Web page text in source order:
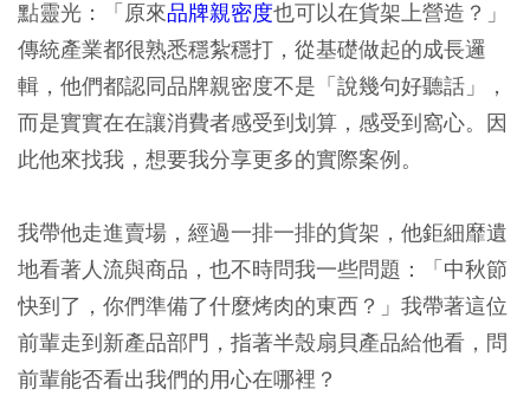
點靈光：「原來品牌親密度也可以在貨架上營造？」
傳統產業都很熟悉穩紮穩打，從基礎做起的成長邏
輯，他們都認同品牌親密度不是「說幾句好聽話」，
而是實實在在讓消費者感受到划算，感受到窩心。因
此他來找我，想要我分享更多的實際案例。
我帶他走進賣場，經過一排一排的貨架，他鉅細靡遺
地看著人流與商品，也不時問我一些問題：「中秋節
快到了，你們準備了什麼烤肉的東西？」我帶著這位
前輩走到新產品部門，指著半殼扇貝產品給他看，問
前輩能否看出我們的用心在哪裡？